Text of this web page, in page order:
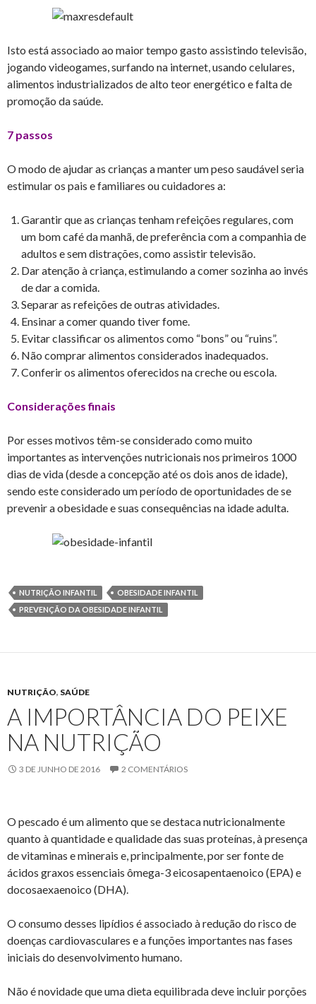
Isto está associado ao maior tempo gasto assistindo televisão,
jogando videogames, surfando na internet, usando celulares,
alimentos industrializados de alto teor energético e falta de
promoção da saúde.
7 passos
O modo de ajudar as crianças a manter um peso saudável seria
estimular os pais e familiares ou cuidadores a:
Garantir que as crianças tenham refeições regulares, com
um bom café da manhã, de preferência com a companhia de
adultos e sem distrações, como assistir televisão.
Dar atenção à criança, estimulando a comer sozinha ao invés
de dar a comida.
Separar as refeições de outras atividades.
Ensinar a comer quando tiver fome.
Evitar classificar os alimentos como “bons” ou “ruins”.
Não comprar alimentos considerados inadequados.
Conferir os alimentos oferecidos na creche ou escola.
Considerações finais
Por esses motivos têm-se considerado como muito
importantes as intervenções nutricionais nos primeiros 1000
dias de vida (desde a concepção até os dois anos de idade),
sendo este considerado um período de oportunidades de se
prevenir a obesidade e suas consequências na idade adulta.
NUTRIÇÃO INFANTIL
OBESIDADE INFANTIL
PREVENÇÃO DA OBESIDADE INFANTIL
NUTRIÇÃO, SAÚDE
A IMPORTÂNCIA DO PEIXE
NA NUTRIÇÃO
3 DE JUNHO DE 2016 2 COMENTÁRIOS
O pescado é um alimento que se destaca nutricionalmente
quanto à quantidade e qualidade das suas proteínas, à presença
de vitaminas e minerais e, principalmente, por ser fonte de
ácidos graxos essenciais ômega-3 eicosapentaenoico (EPA) e
docosaexaenoico (DHA).
O consumo desses lipídios é associado à redução do risco de
doenças cardiovasculares e a funções importantes nas fases
iniciais do desenvolvimento humano.
Não é novidade que uma dieta equilibrada deve incluir porções